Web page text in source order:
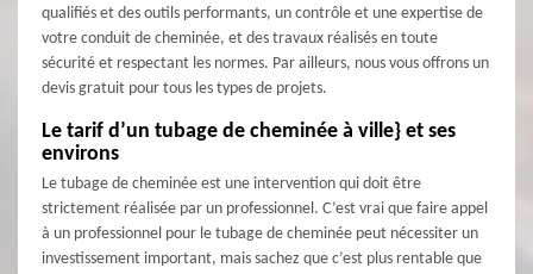
qualifiés et des outils performants, un contrôle et une expertise de
votre conduit de cheminée, et des travaux réalisés en toute
sécurité et respectant les normes. Par ailleurs, nous vous offrons un
devis gratuit pour tous les types de projets.
Le tarif d’un tubage de cheminée à ville} et ses
environs
Le tubage de cheminée est une intervention qui doit être
strictement réalisée par un professionnel. C’est vrai que faire appel
à un professionnel pour le tubage de cheminée peut nécessiter un
investissement important, mais sachez que c’est plus rentable que